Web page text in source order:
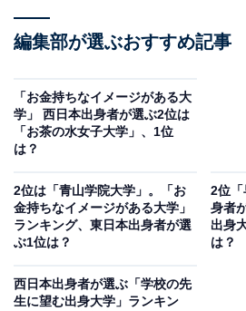
／東京都）」「普通の頭のいい人
だと思うので（50代女性／東京都
編集部が選ぶおすすめ記事
「お金持ちなイメージがある大
学」 西日本出身者が選ぶ2位は
「お茶の水女子大学」、1位
は？
2位は「青山学院大学」。「お
金持ちなイメージがある大学」
ランキング、東日本出身者が選
ぶ1位は？
2位「
身者
出身
は？
西日本出身者が選ぶ「学校の先
生に望む出身大学」ランキン